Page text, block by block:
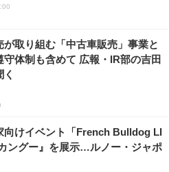
が取り組む「中古車販売」事業と
体制も含めて 広報・IR部の吉田
向けイベント「French Bulldog LI
ングー』を展示…ルノー・ジャポ